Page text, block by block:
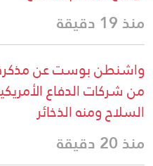
منذ 19 دقيقة
واشنطن بوست عن مذكرة
من شركات الدفاع
السلاح ومنه الذخائر
منذ 20 دقيقة